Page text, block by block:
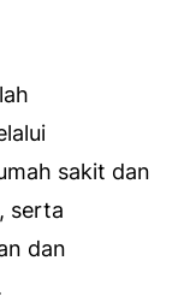
sakit dan
serta
dan